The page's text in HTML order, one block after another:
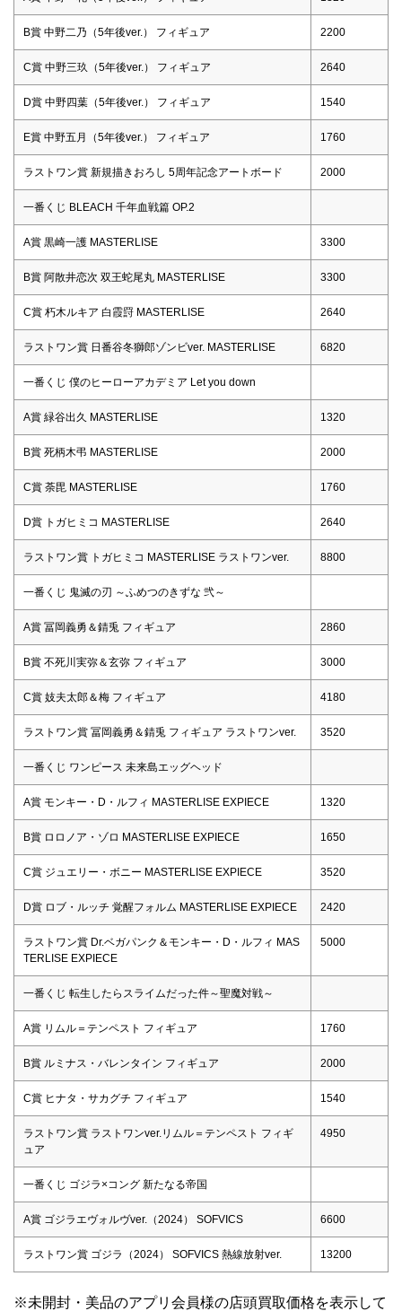
B賞 中野二乃（5年後ver.） フィギュア 2200
C賞 中野三玖（5年後ver.） フィギュア 2640
D賞 中野四葉（5年後ver.） フィギュア 1540
E賞 中野五月（5年後ver.） フィギュア 1760
ラストワン賞 新規描きおろし 5周年記念アートボード 2000
一番くじ BLEACH 千年血戦篇 OP.2
A賞 黒崎一護 MASTERLISE 3300
B賞 阿散井恋次 双王蛇尾丸 MASTERLISE 3300
C賞 朽木ルキア 白霞罸 MASTERLISE 2640
ラストワン賞 日番谷冬獅郎ゾンビver. MASTERLISE 6820
一番くじ 僕のヒーローアカデミア Let you down
A賞 緑谷出久 MASTERLISE 1320
B賞 死柄木弔 MASTERLISE 2000
C賞 荼毘 MASTERLISE 1760
D賞 トガヒミコ MASTERLISE 2640
ラストワン賞 トガヒミコ MASTERLISE ラストワンver. 8800
一番くじ 鬼滅の刃 ～ふめつのきずな 弐～
A賞 冨岡義勇＆錆兎 フィギュア 2860
B賞 不死川実弥＆玄弥 フィギュア 3000
C賞 妓夫太郎＆梅 フィギュア 4180
ラストワン賞 冨岡義勇＆錆兎 フィギュア ラストワンver. 3520
一番くじ ワンピース 未来島エッグヘッド
A賞 モンキー・D・ルフィ MASTERLISE EXPIECE 1320
B賞 ロロノア・ゾロ MASTERLISE EXPIECE 1650
C賞 ジュエリー・ボニー MASTERLISE EXPIECE 3520
D賞 ロブ・ルッチ 覚醒フォルム MASTERLISE EXPIECE 2420
ラストワン賞 Dr.ベガパンク＆モンキー・D・ルフィ MAS
TERLISE EXPIECE
5000
一番くじ 転生したらスライムだった件～聖魔対戦～
A賞 リムル＝テンペスト フィギュア 1760
B賞 ルミナス・バレンタイン フィギュア 2000
C賞 ヒナタ・サカグチ フィギュア 1540
ラストワン賞 ラストワンver.リムル＝テンペスト フィギ
ュア
4950
一番くじ ゴジラ×コング 新たなる帝国
A賞 ゴジラエヴォルヴver.（2024） SOFVICS 6600
ラストワン賞 ゴジラ（2024） SOFVICS 熱線放射ver. 13200
※未開封・美品のアプリ会員様の店頭買取価格を表示して